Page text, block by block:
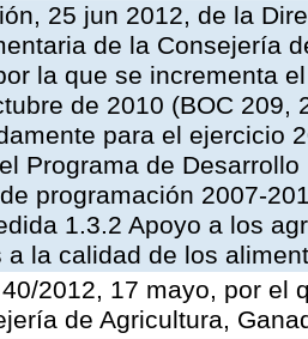
25 jun 2012, de la
de la Consejería
la que se incrementa
de 2010 (BOC 209,
para el ejercicio
Programa de
programación 2007-
1.3.2 Apoyo a los
a la calidad de los
2012, 17 mayo, por el
de Agricultura,